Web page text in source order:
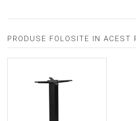
PRODUSE FOLOSITE IN ACEST